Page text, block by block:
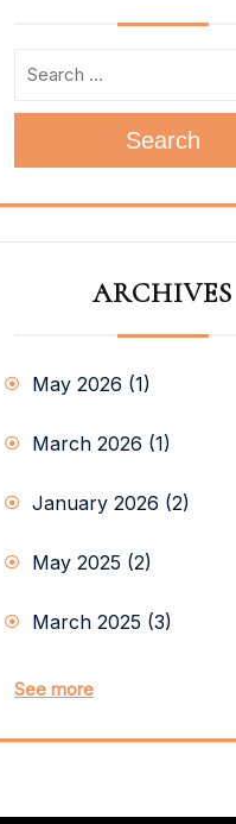
Search
ARCHIVES
May 2026 (1)
March 2026 (1)
January 2026 (2)
May 2025 (2)
March 2025 (3)
See more